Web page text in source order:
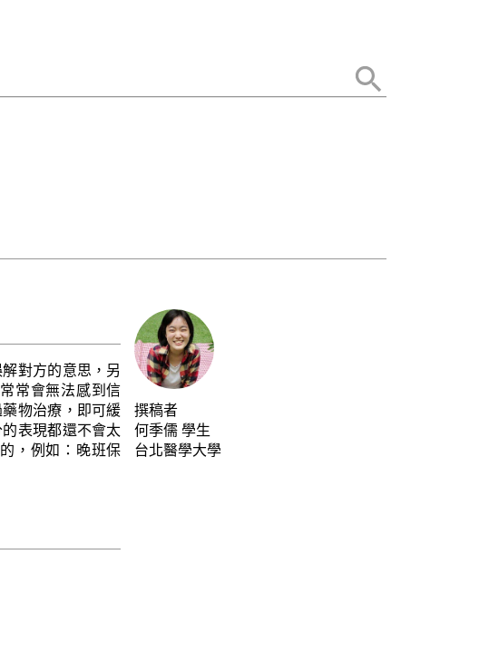
對方的意思，另
常會無法感到信
物治療，即可緩
表現都還不會太
，例如：晚班保
撰稿者
何季儒 學生
台北醫學大學